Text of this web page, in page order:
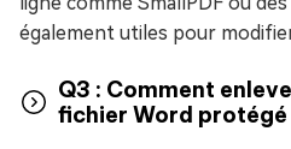
également utiles pour
Q3 : Comment
fichier Word